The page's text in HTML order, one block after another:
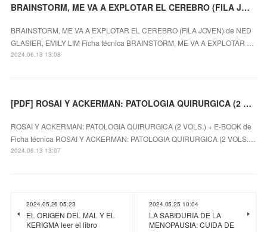
BRAINSTORM, ME VA A EXPLOTAR EL CEREBRO (FILA JOVEN) leer pdf
BRAINSTORM, ME VA A EXPLOTAR EL CEREBRO (FILA JOVEN) de NED
GLASIER, EMILY LIM Ficha técnica BRAINSTORM, ME VA A EXPLOTAR …
2024.06.13 13:08
[PDF] ROSAI Y ACKERMAN: PATOLOGIA QUIRURGICA (2 VOLS.) + E-BOOK descargar gratis
ROSAI Y ACKERMAN: PATOLOGIA QUIRURGICA (2 VOLS.) + E-BOOK de
Ficha técnica ROSAI Y ACKERMAN: PATOLOGIA QUIRURGICA (2 VOLS.…
2024.06.13 13:07
2024.05.26 05:23
EL ORIGEN DEL MAL Y EL
KERIGMA leer el libro
2024.05.25 10:04
LA SABIDURIA DE LA
MENOPAUSIA: CUIDA DE